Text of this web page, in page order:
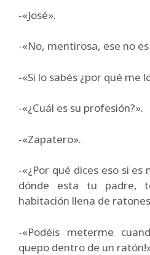
-«José».
-«No, mentirosa, ese no
-«Si lo sabés ¿por qué me
-«¿Cuál es su profesión?».
-«Zapatero».
-«¿Por qué dices eso si es
dónde esta tu padre,
habitación llena de
-«Podéis meterme
quepo dentro de un